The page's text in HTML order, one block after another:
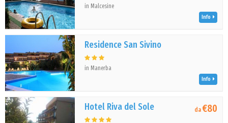
in Malcesine
Info
Residence San Sivino
in Manerba
Info
Hotel Riva del Sole da€80